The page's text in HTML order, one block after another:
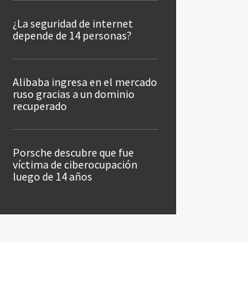
¿La seguridad de internet
depende de 14 personas?
Alibaba ingresa en el mercado
ruso gracias a un dominio
recuperado
Porsche descubre que fue
víctima de ciberocupación
luego de 14 años